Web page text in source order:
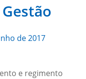
de 2017
e regimento